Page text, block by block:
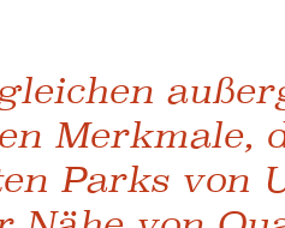
Merkmale,
Parks von